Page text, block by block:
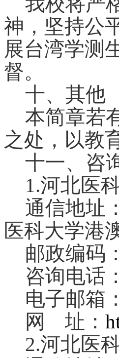
神，坚持公
展台湾学测
督。
十、其他
本简章若
之处，以教
十一、咨
1.河北医
通信地址
医科大学港
邮政编码
咨询电话
电子邮箱：
网 址：
2.河北医